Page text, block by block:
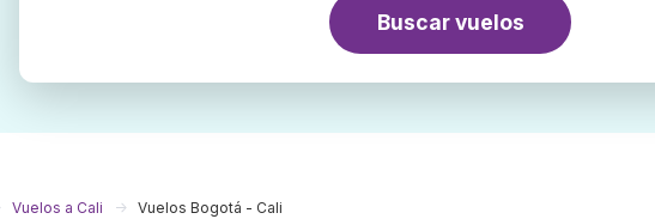
Buscar vuelos
Vuelos a Cali Vuelos Bogotá - Cali